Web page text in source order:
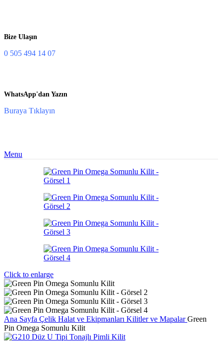
Bize Ulaşın
0 505 494 14 07
WhatsApp'dan Yazın
Buraya Tıklayın
Menu
Click to enlarge
Ana Sayfa Çelik Halat ve Ekipmanları Kilitler ve MapalarGreen
Pin Omega Somunlu Kilit